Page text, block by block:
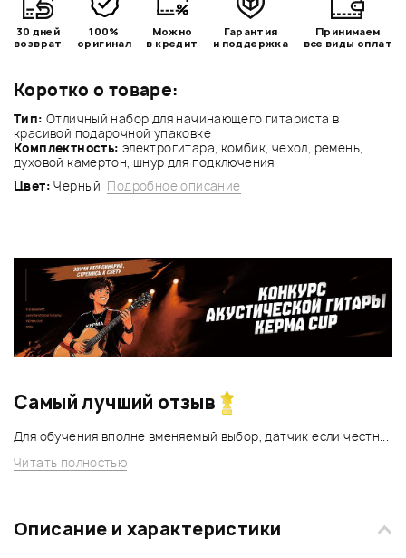
Коротко о товаре:
Тип: Отличный набор для начинающего гитариста в
красивой подарочной упаковке
Комплектность: электрогитара, комбик, чехол, ремень,
духовой камертон, шнур для подключения
Цвет: Черный Подробное описание
30 дней
возврат
100%
оригинал
Можно
в кредит
Гарантия
и поддержка
Принимаем
все виды оплат
Самый лучший отзыв
Для обучения вполне вменяемый выбор, датчик если честн...
Читать полностью
Описание и характеристики